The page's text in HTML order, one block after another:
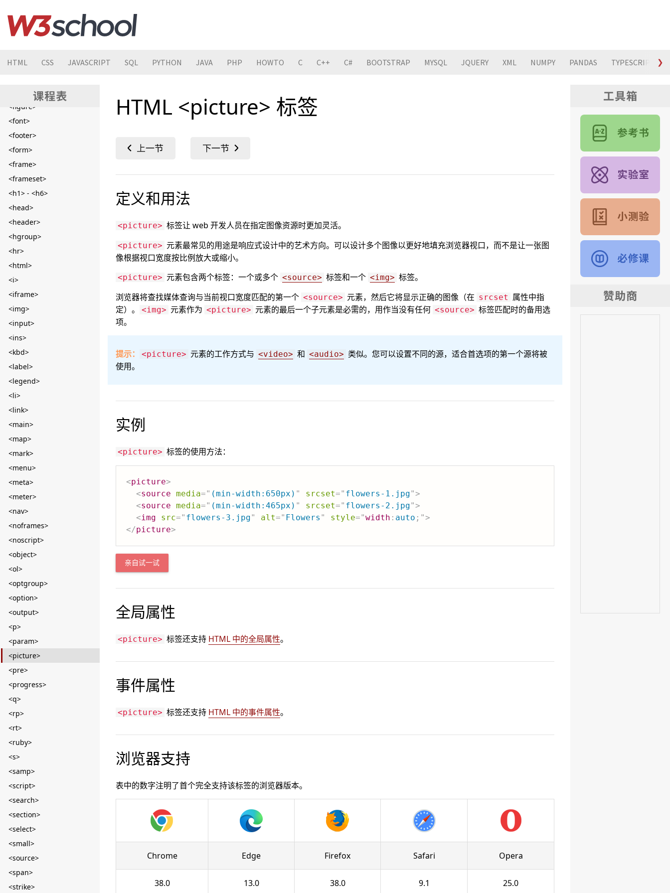
HTML CSS JAVASCRIPT SQL PYTHON JAVA PHP HOWTO C C++ C# BOOTSTRAP MYSQL JQUERY XML NUMPY PANDAS TYPESCRIPT ❯
<dl>
<dt>
<embed>
<figcaption>
<figure>
<font>
<footer>
<form>
<frame>
<frameset>
<h1> - <h6>
<head>
<header>
<hgroup>
<hr>
<html>
<i>
<iframe>
<img>
<input>
<ins>
<kbd>
<label>
<legend>
<li>
<link>
<main>
<map>
<mark>
<menu>
<meta>
<meter>
<nav>
<noframes>
<noscript>
<object>
<ol>
<optgroup>
<option>
<output>
<p>
<param>
<picture>
<pre>
<progress>
<q>
<rp>
<rt>
<ruby>
<s>
<samp>
<script>
<search>
<section>
<select>
<small>
<source>
<span>
<strike>
HTML <picture> 标签
定义和用法
<picture> 标签让 web 开发人员在指定图像资源时更加灵活。
<picture> 元素最常见的用途是响应式设计中的艺术方向。可以设计多个图像以更好地填充浏览器视口，而不是让一张图
像根据视口宽度按比例放大或缩小。
<picture> 元素包含两个标签：一个或多个 <source> 标签和一个 <img> 标签。
浏览器将查找媒体查询与当前视口宽度匹配的第一个 <source> 元素，然后它将显示正确的图像（在 srcset 属性中指
定）。
<img> 元素作为 <picture> 元素的最后一个子元素是必需的，用作当没有任何 <source> 标签匹配时的备用选
项。
提示： <picture> 元素的工作方式与 <video> 和 <audio> 类似。您可以设置不同的源，适合首选项的第一个源将被
使用。
实例
<picture> 标签的使用方法：
<picture>
<source media=" (min-width:650px) " srcset=" flowers-1.jpg">
<source media=" (min-width:465px) " srcset=" flowers-2.jpg">
<img src=" flowers-3.jpg" alt=" Flowers " style="width : auto ; ">
</picture>
亲自试一试
全局属性
<picture> 标签还支持 HTML 中的全局属性。
事件属性
<picture> 标签还支持 HTML 中的事件属性。
浏览器支持
表中的数字注明了首个完全支持该标签的浏览器版本。
Chrome Edge Firefox Safari Opera
38.0 13.0 38.0 9.1 25.0